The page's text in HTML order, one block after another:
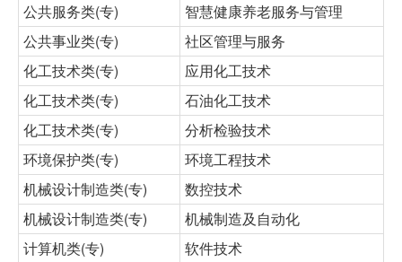
公共服务类(专)
智慧健康养老服务与管理
公共事业类(专)
社区管理与服务
化工技术类(专)
应用化工技术
化工技术类(专)
石油化工技术
化工技术类(专)
分析检验技术
环境保护类(专)
环境工程技术
机械设计制造类(专)
数控技术
机械设计制造类(专)
机械制造及自动化
计算机类(专)
软件技术